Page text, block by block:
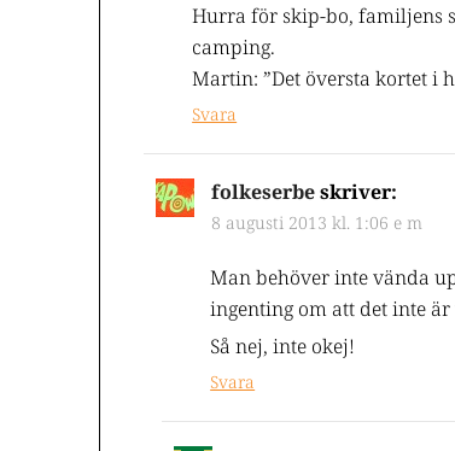
Hurra för skip-bo, familjens
camping.
Martin: ”Det översta kortet i
Svara
folkeserbeskriver:
8 augusti 2013 kl. 1:06 e m
Man behöver inte vända
ingenting om att det inte
Så nej, inte okej!
Svara